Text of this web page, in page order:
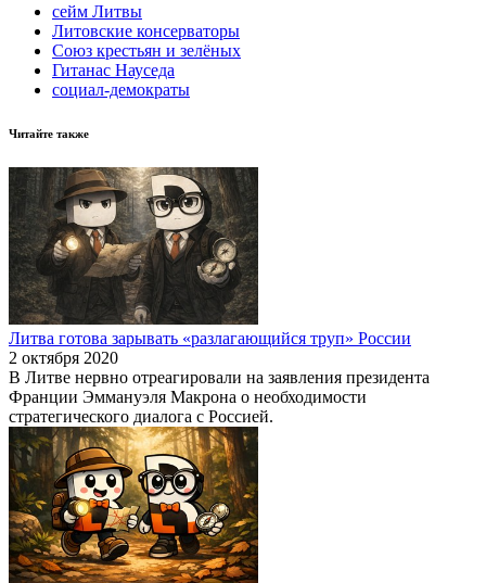
сейм Литвы
Литовские консерваторы
Союз крестьян и зелёных
Гитанас Науседа
социал-демократы
Читайте также
Литва готова зарывать «разлагающийся труп» России
2 октября 2020
В Литве нервно отреагировали на заявления президента
Франции Эммануэля Макрона о необходимости
стратегического диалога с Россией.